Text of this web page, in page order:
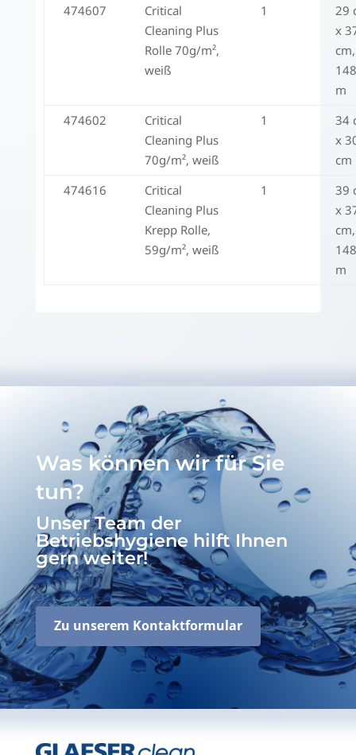
474607
Critical
Cleaning Plus
Rolle 70g/m²,
weiß
1
29
x
cm,
148
m
474602
Critical
Cleaning Plus
70g/m², weiß
1
34
x
cm
474616
Critical
Cleaning Plus
Krepp Rolle,
59g/m², weiß
1
39
x
cm,
148
m
Was können wir für Sie
tun?
Unser Team der
Betriebshygiene hilft Ihnen
gern weiter!
Zu unserem Kontaktformular